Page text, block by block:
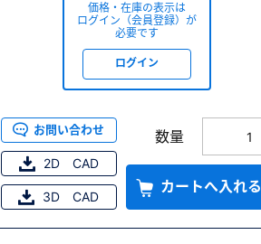
価格・在庫の表示は
ログイン（会員登録）が
必要です
ログイン
お問い合わせ
2D CAD
3D CAD
数量
カートへ入れる